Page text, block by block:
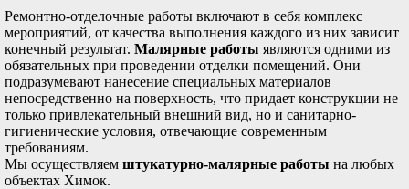
Ремонтно-отделочные работы включают в себя комплекс
мероприятий, от качества выполнения каждого из них зависит
конечный результат. Малярные работы являются одними из
обязательных при проведении отделки помещений. Они
подразумевают нанесение специальных материалов
непосредственно на поверхность, что придает конструкции не
только привлекательный внешний вид, но и санитарно-
гигиенические условия, отвечающие современным
требованиям.
Мы осуществляем штукатурно-малярные работы на любых
объектах Химок.